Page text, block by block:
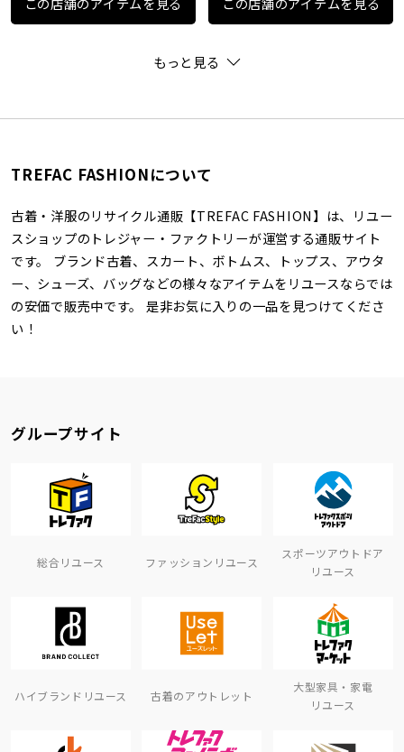
もっと見る
TREFAC FASHIONについて
古着・洋服のリサイクル通販【TREFAC FASHION】は、リユー
スショップのトレジャー・ファクトリーが運営する通販サイト
です。 ブランド古着、スカート、ボトムス、トップス、アウタ
ー、シューズ、バッグなどの様々なアイテムをリユースならでは
の安価で販売中です。 是非お気に入りの一品を見つけてくださ
い！
グループサイト
総合リユース ファッションリユース
スポーツアウトドア
リユース
ハイブランドリユース 古着のアウトレット
大型家具・家電
リユース